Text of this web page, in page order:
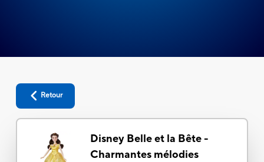
Retour
Disney Belle et la Bête -
Charmantes mélodies